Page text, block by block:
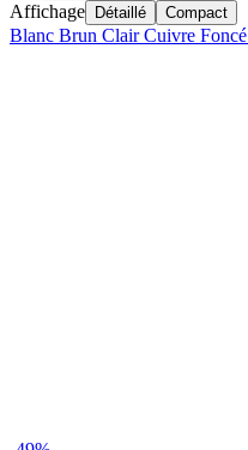
Affichage Détaillé Compact
Blanc Brun ClairCuivre Foncé